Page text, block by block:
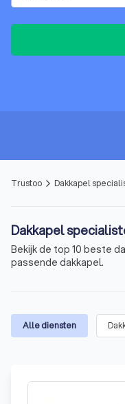
Trustoo arrow_forward_ios Dakkapel
Dakkapel
Bekijk de top 10 beste
passende dakkapel.
Alle diensten